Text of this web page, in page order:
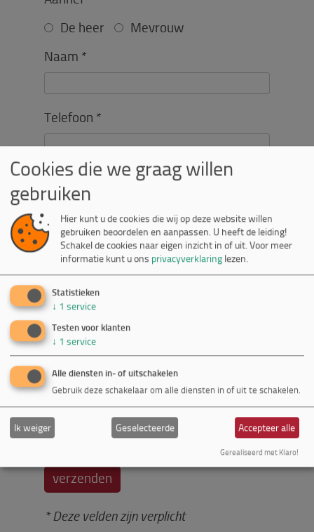
De heer
Mevrouw
Naam *
Telefoon *
E-mail *
Vragen
Captcha *
Ik ben geen robot
* Deze velden zijn verplicht
Cookies die we graag willen
gebruiken
Hier kunt u de cookies die wij op deze website willen
gebruiken beoordelen en aanpassen. U heeft de leiding!
Schakel de cookies naar eigen inzicht in of uit. Voor meer
informatie kunt u ons privacyverklaring lezen.
Statistieken
↓ 1 service
Testen voor klanten
↓ 1 service
Alle diensten in- of uitschakelen
Gebruik deze schakelaar om alle diensten in of uit te schakelen.
Ik weiger Geselecteerde Accepteer alle
Gerealiseerd met Klaro!